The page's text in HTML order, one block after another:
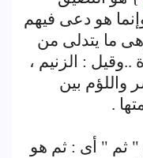
هو دعى فيهم
ما يتدلى من
..وقيل : الزنيم ،
بين
.
ثم " أى : ثم هو